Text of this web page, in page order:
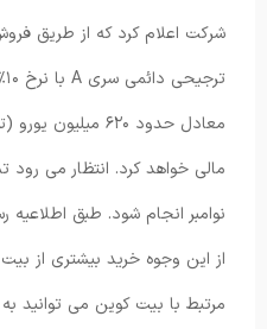
نوامبر انجام شود. طبق
از این وجوه خرید بیشتری از
مرتبط با بیت کوین می توانید